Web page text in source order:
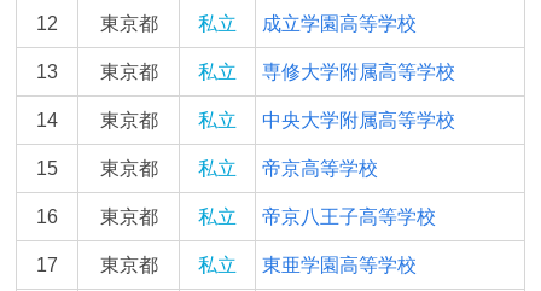
12 東京都 私立 成立学園高等学校
13 東京都 私立 専修大学附属高等学校
14 東京都 私立 中央大学附属高等学校
15 東京都 私立 帝京高等学校
16 東京都 私立 帝京八王子高等学校
17 東京都 私立 東亜学園高等学校